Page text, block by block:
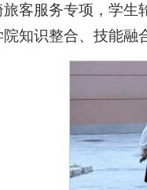
客服务专项，学
知识整合、技能